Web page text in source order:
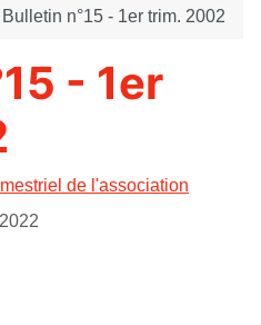
Bulletin n°15 - 1er trim. 2002
- 1er
de l'association